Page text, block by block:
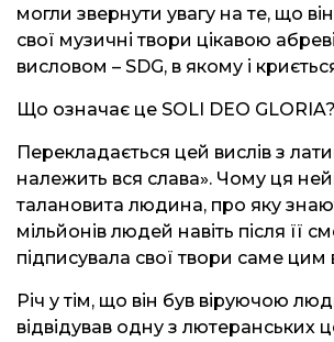
могли звернути увагу на те, що
свої музичні твори цікавою
висловом – SDG, в якому і
Що означає це SOLI DEO GLORIA?
Перекладається цей вислів з
належить вся слава». Чому ця
талановита людина, про яку
мільйонів людей навіть після її
підписувала свої твори саме
Річ у тім, що він був віруючою
відвідував одну з лютеранських